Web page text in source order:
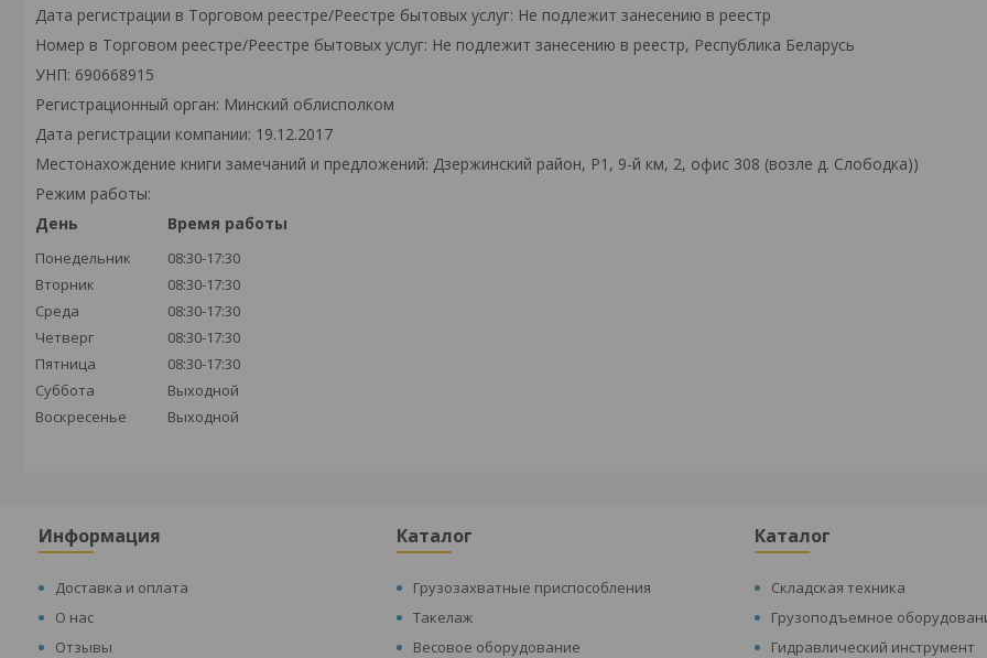
Дата регистрации в Торговом реестре/Реестре бытовых услуг: Не подлежит занесению в реестр
Номер в Торговом реестре/Реестре бытовых услуг: Не подлежит занесению в реестр, Республика Беларусь
УНП: 690668915
Регистрационный орган: Минский облисполком
Дата регистрации компании: 19.12.2017
Местонахождение книги замечаний и предложений: Дзержинский район, Р1, 9-й км, 2, офис 308 (возле д. Слободка))
Режим работы:
День
Время работы
Понедельник
08:30-17:30
Вторник
08:30-17:30
Среда
08:30-17:30
Четверг
08:30-17:30
Пятница
08:30-17:30
Суббота
Выходной
Воскресенье
Выходной
Информация
Доставка и оплата
О нас
Отзывы
Каталог
Грузозахватные приспособления
Такелаж
Весовое оборудование
Каталог
Складская техника
Грузоподъемное
Гидравлический инструмент